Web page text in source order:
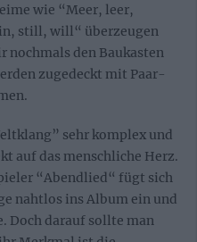
wie “Meer, leer,
still, will“ überzeugen
nochmals den Baukasten
zugedeckt mit Paar-
sehr komplex und
auf das menschliche Herz.
“Abendlied“ fügt sich
nahtlos ins Album ein und
Doch darauf sollte man